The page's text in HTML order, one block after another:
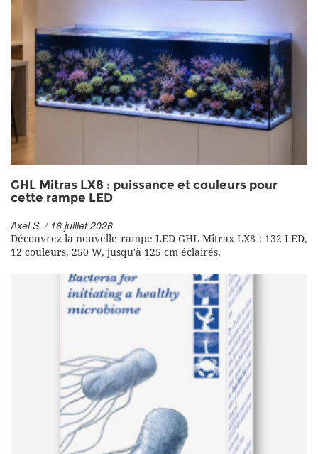
GHL Mitras LX8 : puissance et couleurs pour
cette rampe LED
Axel S. / 16 juillet 2026
Découvrez la nouvelle rampe LED GHL Mitrax LX8 : 132 LED,
12 couleurs, 250 W, jusqu'à 125 cm éclairés.